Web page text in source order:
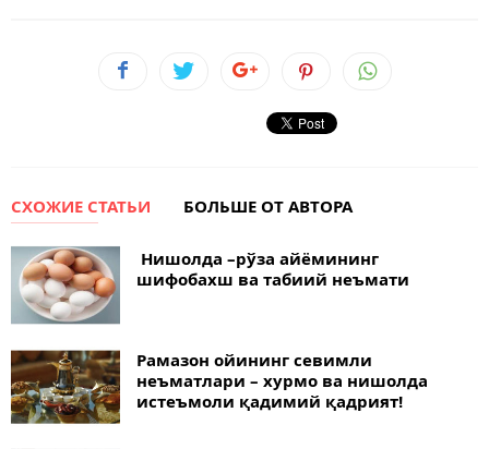
СХОЖИЕ СТАТЬИ БОЛЬШЕ ОТ АВТОРА
Нишолда –рўза айёмининг
шифобахш ва табиий неъмати
Рамазон ойининг севимли
неъматлари – хурмо ва нишолда
истеъмоли қадимий қадрият!